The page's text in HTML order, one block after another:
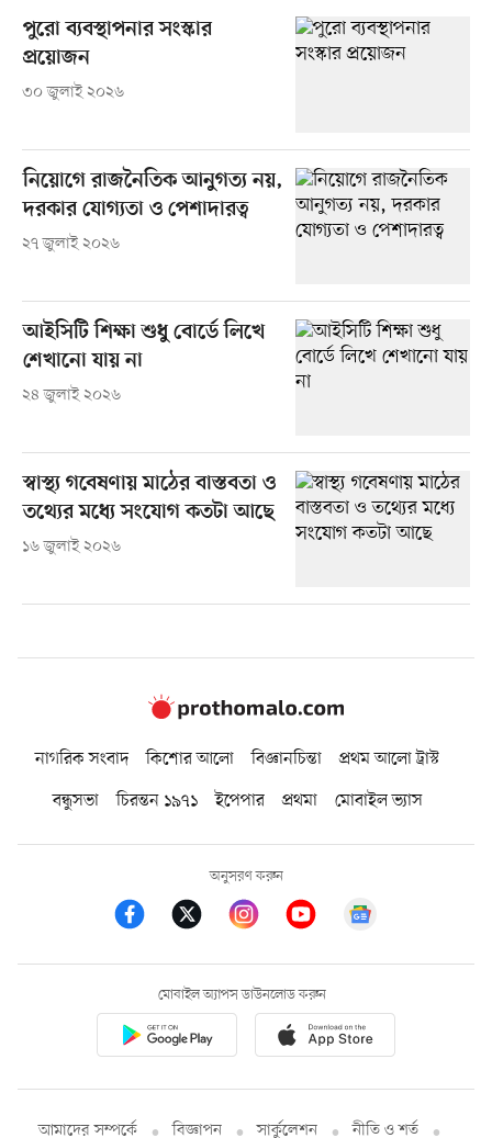
পুরো ব্যবস্থাপনার সংস্কার
প্রয়োজন
৩০ জুলাই ২০২৬
নিয়োগে রাজনৈতিক আনুগত্য নয়,
দরকার যোগ্যতা ও পেশাদারত্ব
২৭ জুলাই ২০২৬
আইসিটি শিক্ষা শুধু বোর্ডে লিখে
শেখানো যায় না
২৪ জুলাই ২০২৬
স্বাস্থ্য গবেষণায় মাঠের বাস্তবতা ও
তথ্যের মধ্যে সংযোগ কতটা আছে
১৬ জুলাই ২০২৬
নাগরিক সংবাদ কিশোর আলো বিজ্ঞানচিন্তা
প্রথম আলো ট্রাস্ট
বন্ধুসভা
চিরন্তন ১৯৭১ ইপেপার প্রথমা মোবাইল ভ্যাস
অনুসরণ করুন
মোবাইল অ্যাপস ডাউনলোড করুন
আমাদের সম্পর্কে বিজ্ঞাপন সার্কুলেশন নীতি ও শর্ত